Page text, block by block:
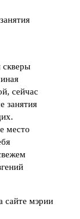
сейчас
занятия
место
сайте мэрии